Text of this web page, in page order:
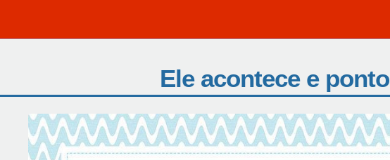
Ele acontece e ponto